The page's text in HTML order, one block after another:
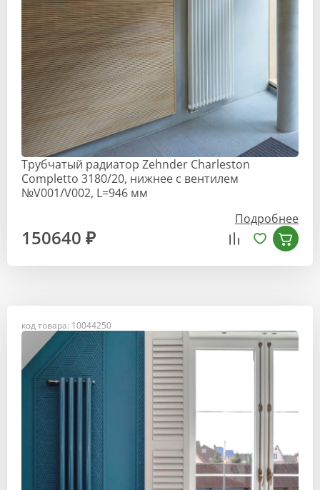
Трубчатый радиатор Zehnder Charleston
Completto 3180/20, нижнее с вентилем
№V001/V002, L=946 мм
Подробнее
150640 ₽
код товара: 10044250